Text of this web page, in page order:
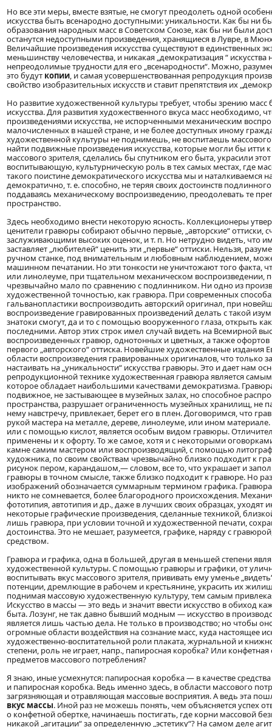
Но все эти меры, вместе взятые, не смогут преодолеть одной
искусства быть всенародно доступными: уникальности. Как бы ни
образования народных масс в Советском Союзе, как бы ни были
останутся недоступными произведения, хранящиеся в Лувре, в
Величайшие произведения искусства существуют в единственных
меньшинству человечества, и никакая „демократизация “
непреодолимые трудности для его „всенародности“. Можно,
это будут копии, и самая усовершенствованная репродукция
свойство изобразительных искусств и ставит препятствия их
Но развитие художественной культуры требует, чтобы зрению
искусства. Для развития художественного вкуса масс необходимо,
произведениями искусства, не испорченными механическим
малочисленных в нашей стране, и не более доступных иному
художественной культуры не поднимешь, не воспитаешь
найти подвижные произведения искусства, которые могли бы
массового зрителя, сделались бы спутником его быта, украсили
воспитывающую, культурническую роль в тех самых местах, где
такого поистине демократического искусства мы и наталкиваемся
демократично, т. е. способно, не теряя своих достоинств
поддаваясь механическому воспроизведению, преодолевать те
пространство.
Здесь необходимо внести некоторую ясность. Коллекционеры
ценители гравюры собирают обычно первые, „авторские“
заслуживающими высоких оценок, и т. п. Но нетрудно видеть, что
заставляет „любителей“ ценить эти „первые“ оттиски. Нельзя,
ручном станке, под внимательным и любовным наблюдением,
машинном печатании. Но эти тонкости не уничтожают того факта,
или линолеуме, при тщательном механическом воспроизведении,
чрезвычайно мало по сравнению с подлинником. Ни одно из
художественной точностью, как гравюра. При современных
гальванопластики воспроизводить авторский оригинал, при
воспроизведение гравированных произведений делать с такой
знатоки смогут, да и то с помощью вооруженного глаза, открыть
последними. Автор этих строк имел случай видеть на Всемирной
воспроизведенных гравюр, однотонных и цветных, а также
первого „авторского“ оттиска. Новейшие художественные издания
области воспроизведения гравированных оригиналов, что только
настаивать на „уникальности“ искусства гравюры. Это и дает нам
репродукционной технике художественная гравюра является
которое обладает наибольшими качествами демократизма.
подвижное, не застывающее в музейных залах, но способное
пространства, разрушает ограниченность музейных хранилищ, не
нему навстречу, привлекает, берет его в плен. Договоримся, что
рукой мастера на металле, дереве, линолеуме, или ином
или с помощью кислот, является особым видом гравюры.
применены и к офорту. То же самое, хотя и с некоторыми
камне самим мастером или воспроизводящий, с помощью
художника, по своим свойствам чрезвычайно близко подходит к
рисунок пером, карандашом,— словом, все то, что украшает и
гравюры в точном смысле, также близко подходит к гравюре. Но
изображений обозначается суммарным термином графика.
никто не сомневается, более благородного происхождения.
фототипия, автотипия и др., даже в лучших своих образцах, уходят
некоторые графические произведения, сделанные техникой,
лишь гравюра, при условии точной и художественной печати,
достоинства. Это не мешает, разумеется, графике, наряду с
средством.
Гравюра и графика, одна в большей, другая в меньшей степени
художественной культуры. С помощью гравюры и графики, от
воспитывать вкус массового зрителя, прививать ему уменье
потенции, дремлющие в рабочем и крестьянине, украсить их
поднимая массовую художественную культуру, тем самым
Искусство в массы — это ведь и значит ввести искусство в обиход
быта. Лозунг, не так давно бывший модным — искусство в
является лишь частью дела. Не только в производство; но чтобы
огромные области воздействия на сознание масс, куда настоящее
художественно-воспитательной роли плаката, журнальной и
степени, роль не играет, напр., папиросная коробка? Или
предметов массового потребления?
Я знаю, иные усмехнутся: папиросная коробка — в качестве
и папиросная коробка. Ведь именно здесь, в области массового
загрязняющая и отравляющая массовые восприятия. А ведь эта
вкус массы. Иной раз не можешь понять, чем объясняется успех
о конфетной обертке, начинаешь постигать, где корни массовой
никакой „агитации“ за определенную „эстетику“? На самом деле